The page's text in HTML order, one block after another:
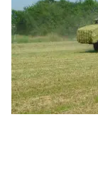
Attention aux
particulièrement
05 JUIN 2025